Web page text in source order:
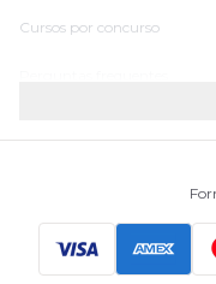
Cursos por concurso
Principais